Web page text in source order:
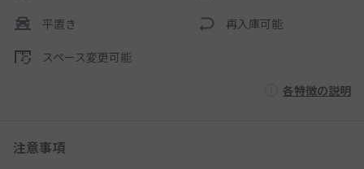
平置き 再入庫可能
スペース変更可能
各特徴の説明
注意事項